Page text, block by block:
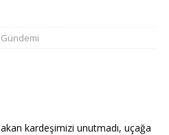
kardeşimizi unutmadı, uçağa